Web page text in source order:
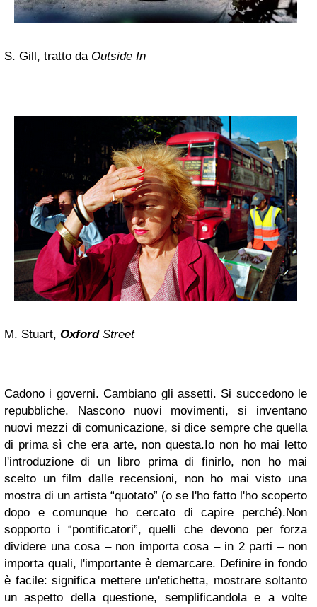
S. Gill, tratto da Outside In
M. Stuart, OxfordStreet
Cadono i governi. Cambiano gli assetti. Si succedono le
repubbliche. Nascono nuovi movimenti, si inventano
nuovi mezzi di comunicazione, si dice sempre che quella
di prima sì che era arte, non questa.Io non ho mai letto
l'introduzione di un libro prima di finirlo, non ho mai
scelto un film dalle recensioni, non ho mai visto una
mostra di un artista “quotato” (o se l'ho fatto l'ho scoperto
dopo e comunque ho cercato di capire perché).Non
sopporto i “pontificatori”, quelli che devono per forza
dividere una cosa – non importa cosa – in 2 parti – non
importa quali, l'importante è demarcare. Definire in fondo
è facile: significa mettere un'etichetta, mostrare soltanto
un aspetto della questione, semplificandola e a volte